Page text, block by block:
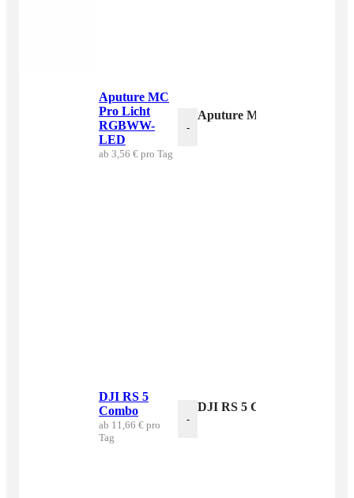
Aputure MC
Pro Licht
RGBWW-
LED
ab 3,56 € pro Tag
-
Aputure MC Pro Licht
DJI RS 5
Combo
ab 11,66 € pro
Tag
-
DJI RS 5 Combo Menge